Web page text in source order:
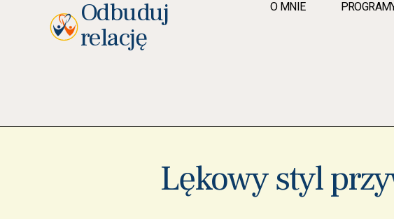
Odbuduj
relację
O MNIE
Lękowy styl